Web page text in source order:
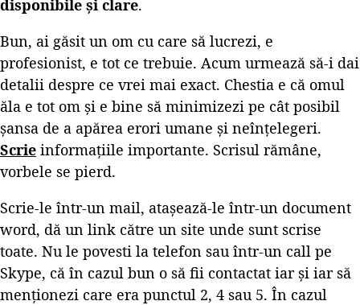
disponibile și clare.
Bun, ai găsit un om cu care să lucrezi, e
profesionist, e tot ce trebuie. Acum urmează să-i dai
detalii despre ce vrei mai exact. Chestia e că omul
ăla e tot om și e bine să minimizezi pe cât posibil
șansa de a apărea erori umane și neînțelegeri.
Scrie informațiile importante. Scrisul rămâne,
vorbele se pierd.
Scrie-le într-un mail, atașează-le într-un document
word, dă un link către un site unde sunt scrise
toate. Nu le povesti la telefon sau într-un call pe
Skype, că în cazul bun o să fii contactat iar și iar să
menționezi care era punctul 2, 4 sau 5. În cazul